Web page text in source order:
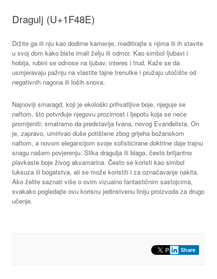
Dragulj (U+1F48E)
Držite ga ili nju kao dodirne kamenje, meditirajte s njima ili ih stavite
u svoj dom kako biste imali želju ili odmor. Kao simbol ljubavi i
hobija, rubini se odnose na ljubav, interes i trud. Kaže se da
usmjeravaju pažnju na vlastite tajne trenutke i pružaju utočište od
negativnih nagona ili loših snova.
Najnoviji smaragd, koji je ekološki prihvatljive boje, njeguje se
naftom, što potvrđuje njegovu prozirnost i ljepotu koja se neće
promijeniti; smatramo da predstavlja Ivana, novog Evanđelista. On
je, zapravo, umirivao duše potištene zbog grijeha božanskom
naftom, a novom elegancijom svoje sofisticirane doktrine daje trajnu
snagu našem povjerenju. Slika dragulja ili blaga, često briljantno
plavkaste boje živog akvamarina. Često se koristi kao simbol
luksuza ili bogatstva, ali se može koristiti i za označavanje nakita.
Ako želite saznati više o ovim vizualno fantastičnim sastojcima,
svakako pogledajte ovu korisnu jedinstvenu liniju proizvoda za drugo
učenje.
Share